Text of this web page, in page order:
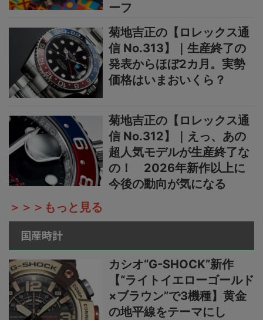
ーフ
菊地吉正の【ロレックス通
信 No.313】｜生産終了の
発表からほぼ2カ月。実勢
価格はいまおいくら？
菊地吉正の【ロレックス通
信 No.312】｜えっ、あの
超人気モデルが生産終了な
の！ 2026年新作以上に
今後の動向が気になる
＞＞＞もっと見る
国産時計
カシオ“G-SHOCK”新作
【“ライトイエローゴールド
×ブラウン”で3機種】黄金
の地平線をテーマにし